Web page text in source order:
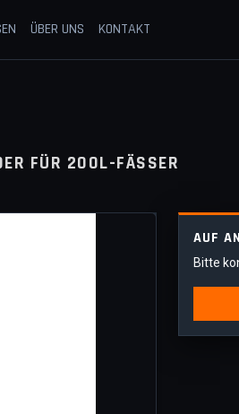
ÜBER UNS KONTAKT
FÜR 200L-FÄSSER
AUF
Bitte